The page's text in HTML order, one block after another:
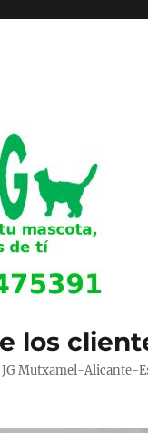
los
Mutxamel-Alicante-